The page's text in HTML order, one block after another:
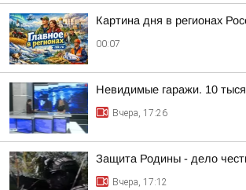
Картина дня в регионах
00:07
Невидимые гаражи. 10
Вчера, 17:26
Защита Родины - дело
Вчера, 17:12